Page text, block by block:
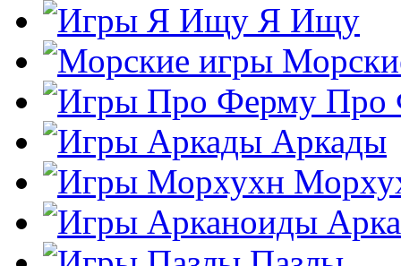
Я Ищу
Про
Аркады